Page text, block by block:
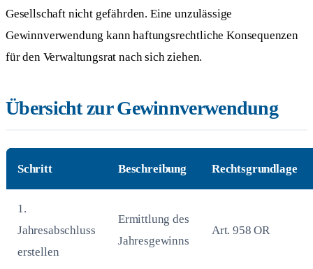
Gesellschaft nicht gefährden. Eine unzulässige
Gewinnverwendung kann haftungsrechtliche Konsequenzen
für den Verwaltungsrat nach sich ziehen.
Übersicht zur Gewinnverwendung
Schritt Beschreibung Rechtsgrundlage
1.
Jahresabschluss
erstellen
Ermittlung des
Jahresgewinns
Art. 958 OR